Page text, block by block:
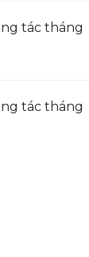
tác tháng
tác tháng